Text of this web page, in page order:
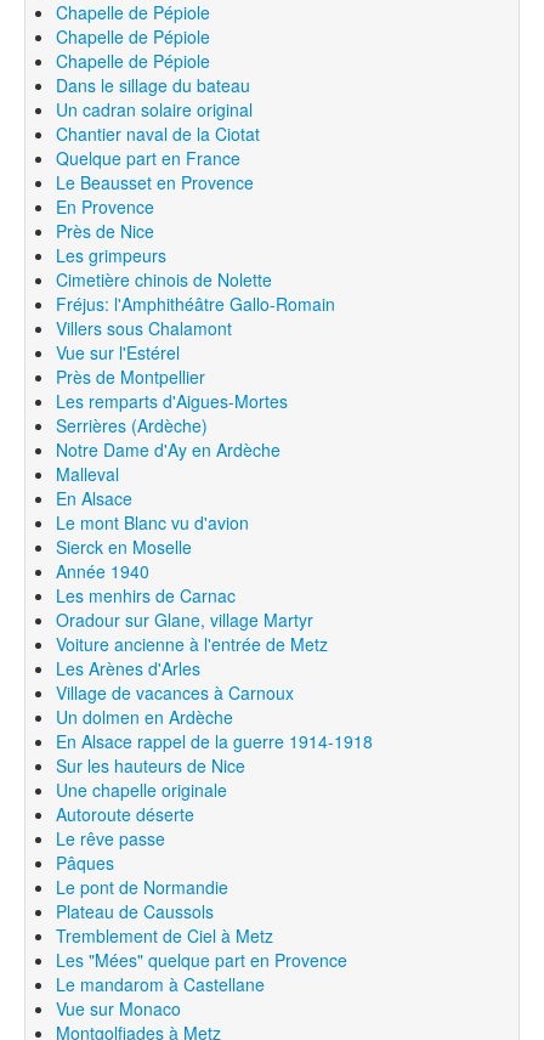
Chapelle de Pépiole
Chapelle de Pépiole
Chapelle de Pépiole
Dans le sillage du bateau
Un cadran solaire original
Chantier naval de la Ciotat
Quelque part en France
Le Beausset en Provence
En Provence
Près de Nice
Les grimpeurs
Cimetière chinois de Nolette
Fréjus: l'Amphithéâtre Gallo-Romain
Villers sous Chalamont
Vue sur l'Estérel
Près de Montpellier
Les remparts d'Aigues-Mortes
Serrières (Ardèche)
Notre Dame d'Ay en Ardèche
Malleval
En Alsace
Le mont Blanc vu d'avion
Sierck en Moselle
Année 1940
Les menhirs de Carnac
Oradour sur Glane, village Martyr
Voiture ancienne à l'entrée de Metz
Les Arènes d'Arles
Village de vacances à Carnoux
Un dolmen en Ardèche
En Alsace rappel de la guerre 1914-1918
Sur les hauteurs de Nice
Une chapelle originale
Autoroute déserte
Le rêve passe
Pâques
Le pont de Normandie
Plateau de Caussols
Tremblement de Ciel à Metz
Les "Mées" quelque part en Provence
Le mandarom à Castellane
Vue sur Monaco
Montgolfiades à Metz